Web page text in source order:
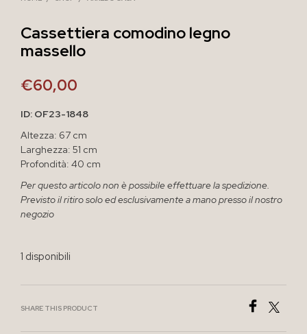
Cassettiera comodino legno
massello
€60,00
ID: OF23-1848
Altezza: 67 cm
Larghezza: 51 cm
Profondità: 40 cm
Per questo articolo non è possibile effettuare la spedizione.
Previsto il ritiro solo ed esclusivamente a mano presso il nostro
negozio
1 disponibili
SHARE THIS PRODUCT